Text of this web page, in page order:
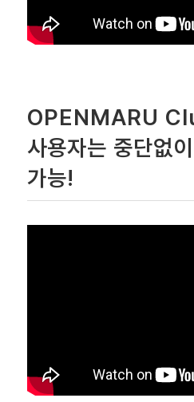
OPENMARU
사용자는 중단없
가능!